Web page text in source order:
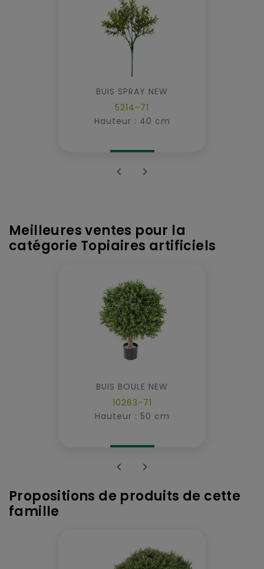
BUIS SPRAY NEW
5214-71
Hauteur : 40 cm
 
Meilleures ventes pour la
catégorie Topiaires artificiels
BUIS BOULE NEW
10263-71
Hauteur : 50 cm
 
Propositions de produits de cette
famille